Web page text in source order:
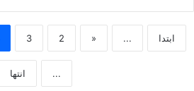
ابتدا ...
«
2
3
... انتها